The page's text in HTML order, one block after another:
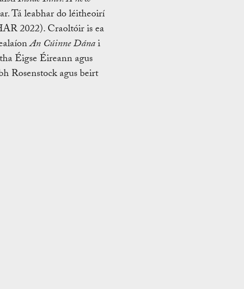
Tá leabhar do léitheoirí
2022). Craoltóir is ea
An Cúinne Dánai
Éigse Éireann agus
Rosenstock agus beirt